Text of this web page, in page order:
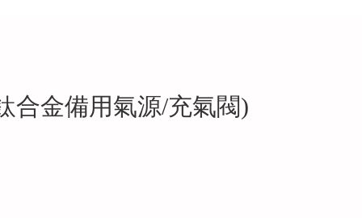
合金備用氣源/充氣閥)